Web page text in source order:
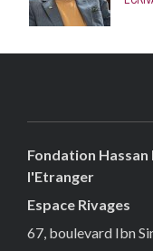
Fondation Hassan
l'Etranger
Espace Rivages
67, boulevard Ibn